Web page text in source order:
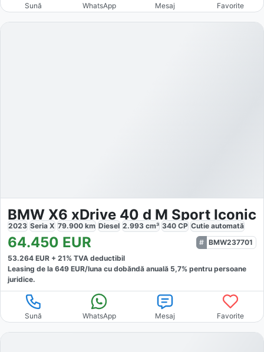
Sună WhatsApp Mesaj Favorite
BMW X6 xDrive 40 d M Sport Iconic
2023 Seria X 79.900 km Diesel 2.993 cm³ 340 CP Cutie automată
64.450 EUR
BMW237701
53.264 EUR + 21% TVA deductibil
Leasing de la 649 EUR/luna cu dobăndă anuală 5,7% pentru persoane
juridice.
Sună WhatsApp Mesaj Favorite